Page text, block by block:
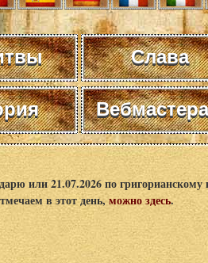
Слава
или 21.07.2026 по
в этот день,можно здесь.